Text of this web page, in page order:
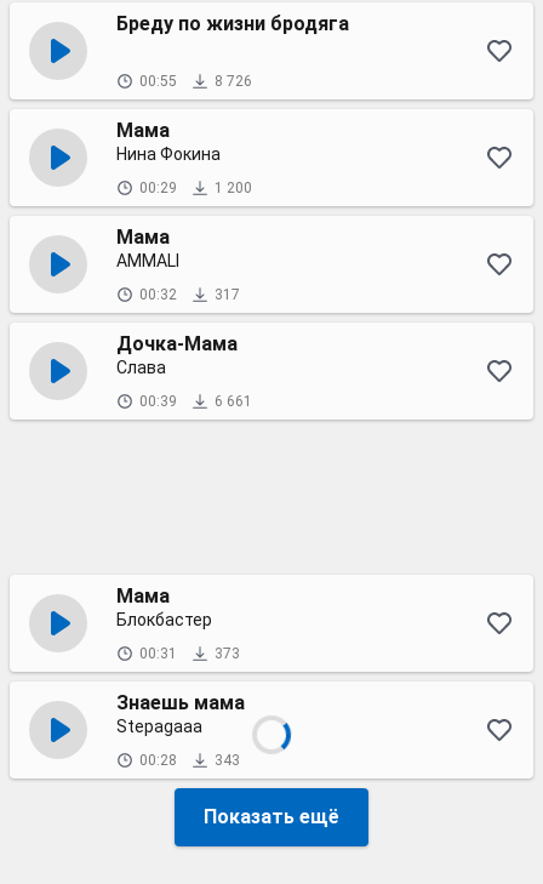
Бреду по жизни бродяга
00:55 8 726
Мама
Нина Фокина
00:29 1 200
Мама
AMMALI
00:32 317
Дочка-Мама
Слава
00:39 6 661
Мама
Блокбастер
00:31 373
Знаешь мама
Stepagaaa
00:28 343
Показать ещё